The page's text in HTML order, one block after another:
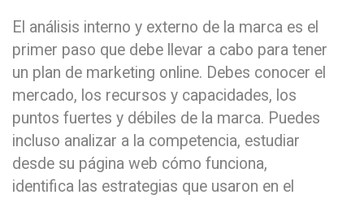
El análisis interno y externo de la marca es el
primer paso que debe llevar a cabo para tener
un plan de marketing online. Debes conocer el
mercado, los recursos y capacidades, los
puntos fuertes y débiles de la marca. Puedes
incluso analizar a la competencia, estudiar
desde su página web cómo funciona,
identifica las estrategias que usaron en el